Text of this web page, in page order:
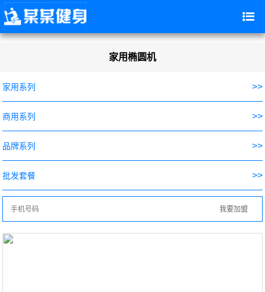
家用椭圆机
家用系列 >>
商用系列 >>
品牌系列 >>
批发套餐 >>